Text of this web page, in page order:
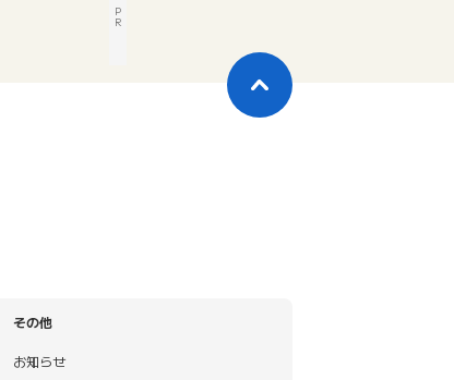
P
R
その他
お知らせ